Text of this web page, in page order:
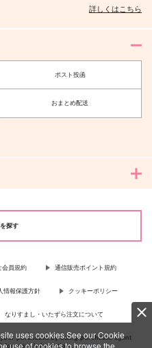
uses cookies.See our Cookie
use of cookies to browse the
詳しくはこちら
ポスト投函
おまとめ配送
探す
会員規約 通信販売ポイント規約
情報保護方針 クッキーポリシー
なりすまし・いたずら注文について
purchases by using purchases agent
for more information …more